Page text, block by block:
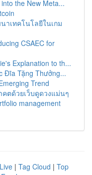
the New Meta...
เทคโนโลยีในเกม
CSAEC for
Explanation to th...
Đĩa Tặng Thưởng...
Trend
ตด้วยเว็บดูดวงแม่นๆ
management
Live | Tag Cloud | Top